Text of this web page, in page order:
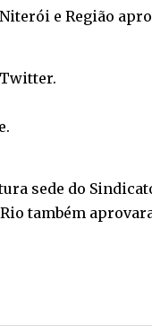
e Região
Twitter.
.
sede do
também